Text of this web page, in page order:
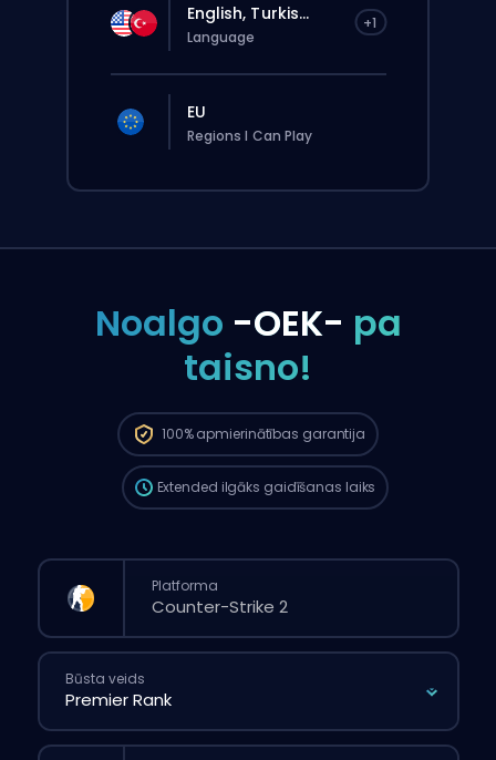
English, Turkis... +1
Language
EU
Regions I Can Play
Noalgo -OEK- pa
taisno!
100%apmierinātības garantija
Pasūtījums automātiski tiks piešķirts šim
ilgāks nekā tad, ja tu veiktu parasto
pasūtījumu caur mājaslapu.
Extended ilgāks gaidīšanas laiks
Platforma
Būsta veids